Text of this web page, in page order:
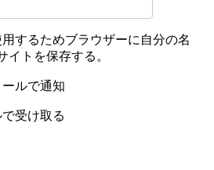
するためブラウザーに自分の名
イトを保存する。
ルで通知
受け取る